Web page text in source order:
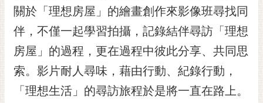
關於「理想房屋」的繪畫創作來影像班尋找同
伴，不僅一起學習拍攝，記錄結伴尋訪「理想
房屋」的過程，更在過程中彼此分享、共同思
索。影片耐人尋味，藉由行動、紀錄行動，
「理想生活」的尋訪旅程於是將一直在路上。